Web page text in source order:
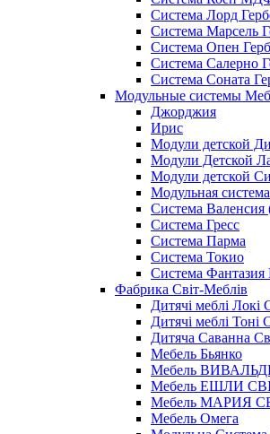
Система Лорд
Система Марсель
Система Опен
Система Салерно
Система Соната
Модульные системы
Джорджия
Ирис
Модули детской
Модули Детской
Модули детской
Модульная
Система Валенсия
Система Гресс
Система Парма
Система Токио
Система
Фабрика Світ-Меблів
Дитячі меблі Локі
Дитячі меблі Тоні
Дитяча Саванна
Мебель Бьянко
Мебель
Мебель ЕШЛИ
Мебель МАРИЯ
Мебель Омега